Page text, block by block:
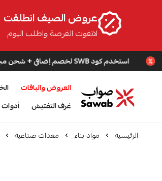
عروض الصيف انطلقت
لاتفوت الفرصة واطلب اليوم
استخدم كود SWB لخصم إضافي + شحن مجاني للطلبات فوق 200 ريال
صواب
العروض والباقات
غرف التفتيش
الرئيسية مواد بناء معدات صناعية